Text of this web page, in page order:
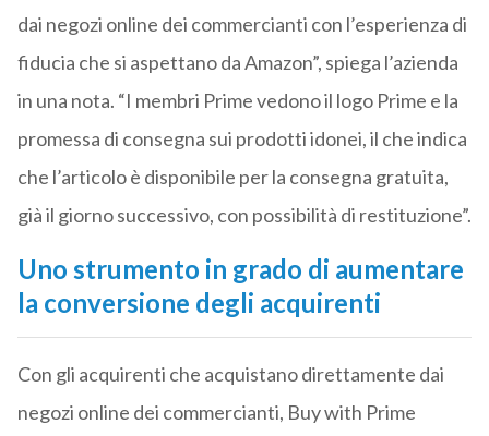
dai negozi online dei commercianti con l’esperienza di
fiducia che si aspettano da Amazon”, spiega l’azienda
in una nota. “I membri Prime vedono il logo Prime e la
promessa di consegna sui prodotti idonei, il che indica
che l’articolo è disponibile per la consegna gratuita,
già il giorno successivo, con possibilità di restituzione”.
Uno strumento in grado di aumentare
la conversione degli acquirenti
Con gli acquirenti che acquistano direttamente dai
negozi online dei commercianti, Buy with Prime